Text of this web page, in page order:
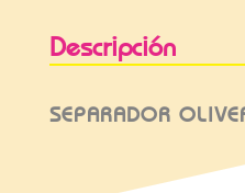
Descripción
SEPARADOR